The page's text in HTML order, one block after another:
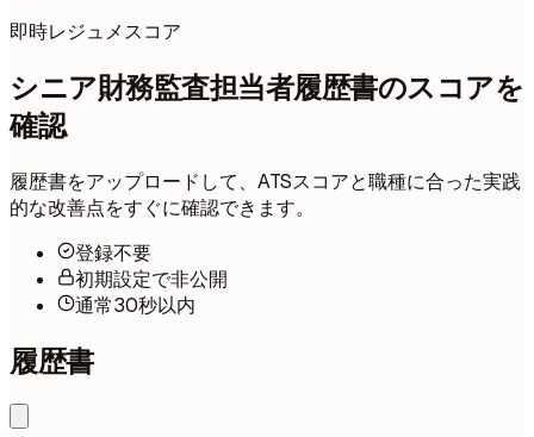
即時レジュメスコア
シニア財務監査担当者履歴書のスコアを
確認
履歴書をアップロードして、ATSスコアと職種に合った実践
的な改善点をすぐに確認できます。
登録不要
初期設定で非公開
通常30秒以内
履歴書